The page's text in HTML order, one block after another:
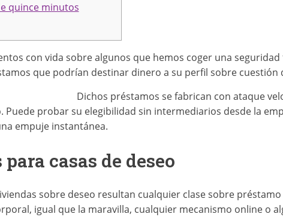
quince minutos
con vida sobre algunos que hemos coger una
que podrían destinar dinero a su perfil sobre cuestión
Dichos préstamos se fabrican con ataque
Puede probar su elegibilidad sin intermediarios desde la
empuje instantánea.
casas de deseo
sobre deseo resultan cualquier clase sobre
igual que la maravilla, cualquier mecanismo online o